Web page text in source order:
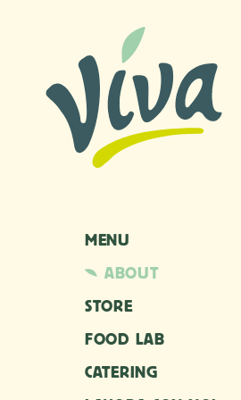
MENU
ABOUT
STORE
FOOD LAB
CATERING